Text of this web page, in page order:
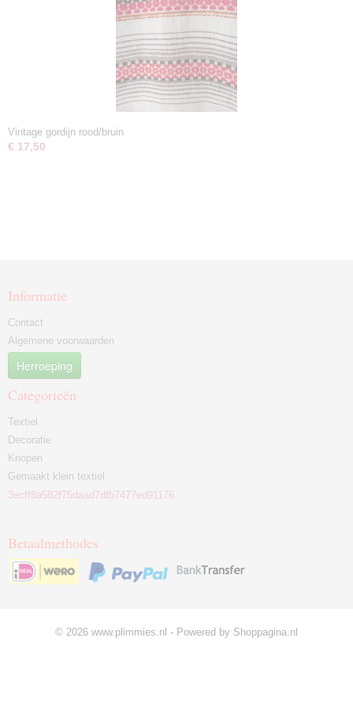
Vintage gordijn rood/bruin
€ 17,50
Informatie
Contact
Algemene voorwaarden
Herroeping
Categorieën
Textiel
Decoratie
Knopen
Gemaakt klein textiel
3ecff8a582f75daad7dfb7477ed91176
Betaalmethodes
© 2026 www.plimmies.nl - Powered by Shoppagina.nl